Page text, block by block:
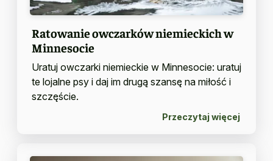
Ratowanie owczarków niemieckich w
Minnesocie
Uratuj owczarki niemieckie w Minnesocie: uratuj
te lojalne psy i daj im drugą szansę na miłość i
szczęście.
Przeczytaj więcej